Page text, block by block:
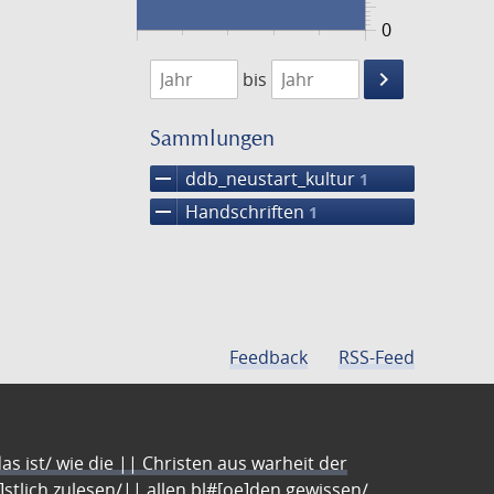
0
1474
1475
bis
keyboard_arrow_right
Suche
Sammlungen
remove ddb_neustart_kultur 1
remove Handschriften 1
Feedback RSS-Feed
ist/ wie die || Christen aus warheit der